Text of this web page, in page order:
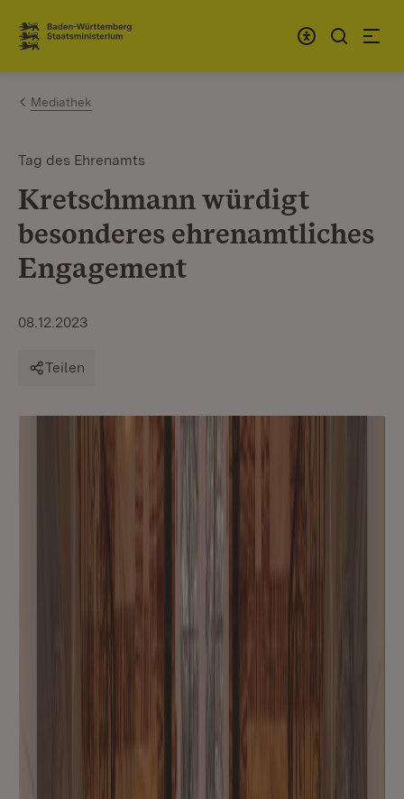
Zum Inhalt springen
Link zur Startseite
Mediathek
Tag des Ehrenamts
Kretschmann würdigt
besonderes ehrenamtliches
Engagement
08.12.2023
Teilen